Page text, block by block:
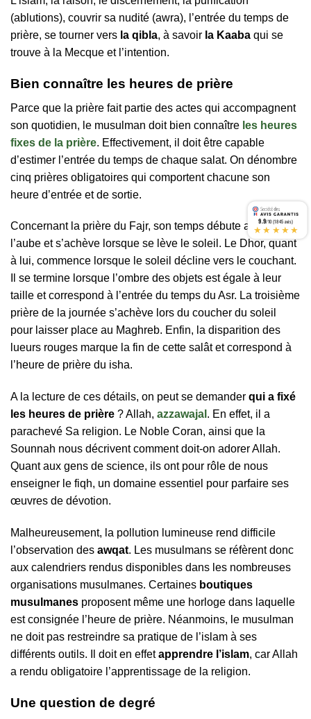
(ablutions), couvrir sa nudité (awra), l’entrée du temps de
prière, se tourner vers la qibla, à savoir la Kaaba qui se
trouve à la Mecque et l’intention.
Bien connaître les heures de prière
Parce que la prière fait partie des actes qui accompagnent
son quotidien, le musulman doit bien connaître les heures
fixes de la prière. Effectivement, il doit être capable
d’estimer l’entrée du temps de chaque salat. On dénombre
cinq prières obligatoires qui comportent chacune son
heure d’entrée et de sortie.
Concernant la prière du Fajr, son temps débute au lever de
l’aube et s’achève lorsque se lève le soleil. Le Dhor, quant
à lui, commence lorsque le soleil décline vers le couchant.
Il se termine lorsque l’ombre des objets est égale à leur
taille et correspond à l’entrée du temps du Asr. La troisième
prière de la journée s’achève lors du coucher du soleil
pour laisser place au Maghreb. Enfin, la disparition des
lueurs rouges marque la fin de cette salât et correspond à
l’heure de prière du isha.
A la lecture de ces détails, on peut se demander qui a fixé
les heures de prière ? Allah, azzawajal . En effet, il a
parachevé Sa religion. Le Noble Coran, ainsi que la
Sounnah nous décrivent comment doit-on adorer Allah.
Quant aux gens de science, ils ont pour rôle de nous
enseigner le fiqh, un domaine essentiel pour parfaire ses
œuvres de dévotion.
Malheureusement, la pollution lumineuse rend difficile
l’observation des awqat. Les musulmans se réfèrent donc
aux calendriers rendus disponibles dans les nombreuses
organisations musulmanes. Certaines boutiques
musulmanes proposent même une horloge dans laquelle
est consignée l’heure de prière. Néanmoins, le musulman
ne doit pas restreindre sa pratique de l’islam à ses
différents outils. Il doit en effetapprendre l’islam, car Allah
a rendu obligatoire l’apprentissage de la religion.
Une question de degré
9.9/10 (1845 avis)
★★★★★